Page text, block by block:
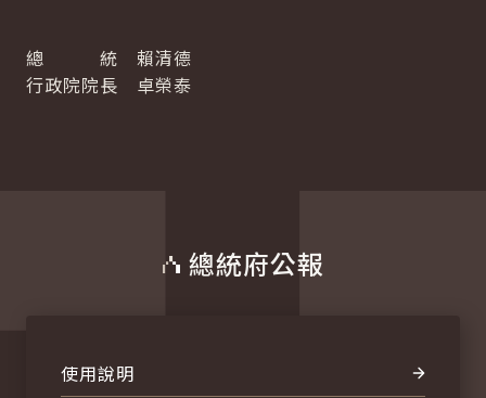
總 統 賴清德
行政院院長 卓榮泰
總統府公報
使用說明